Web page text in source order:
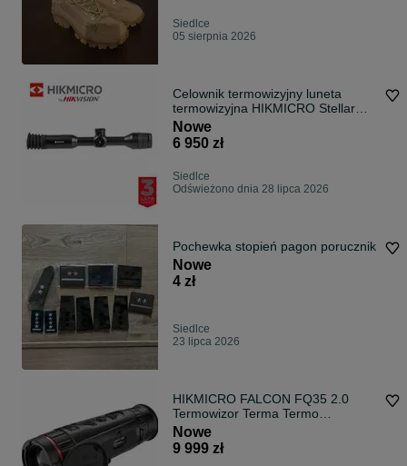
Siedlce
05 sierpnia 2026
Celownik termowizyjny luneta
termowizyjna HIKMICRO Stellar
termowizja
Nowe
6 950 zł
Siedlce
Odświeżono dnia 28 lipca 2026
Pochewka stopień pagon porucznik
Nowe
4 zł
Siedlce
23 lipca 2026
HIKMICRO FALCON FQ35 2.0
Termowizor Terma Termo
Termowizja Kamera Termowizyjna
Monookular Monokular
Termowizyjny CentrumTermowizji.pl
Nowe
9 999 zł